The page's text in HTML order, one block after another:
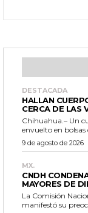
DESTACADA
HALLAN
CERCA DE LAS
Chihuahua.– Un
envuelto en bolsas
9 de agosto de 2026
MX.
CNDH
MAYORES DE
La Comisión
manifestó su